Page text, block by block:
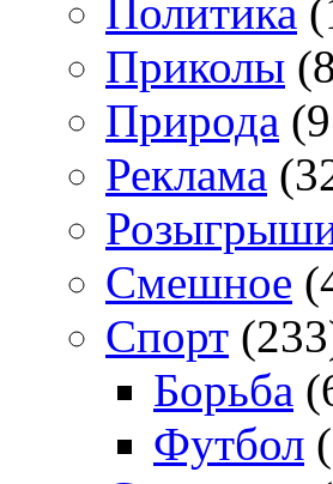
Политика
Приколы
Природа
Реклама
Смешное
Спорт
Борьба
Футбол